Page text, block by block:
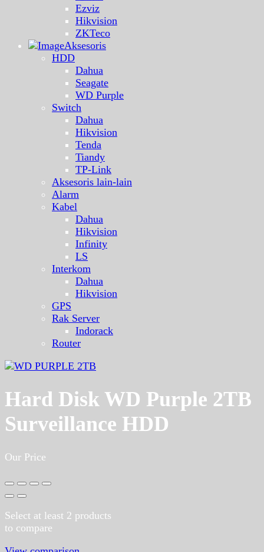
Ezviz
Hikvision
ZKTeco
Aksesoris
HDD
Dahua
Seagate
WD Purple
Switch
Dahua
Hikvision
Tenda
Tiandy
TP-Link
Aksesoris lain-lain
Alarm
Kabel
Dahua
Hikvision
Infinity
LS
Interkom
Dahua
Hikvision
GPS
Rak Server
Indorack
Router
Hard Disk WD Purple 2TB
Surveillance HDD
Our Price
Select at least 2 products
to compare